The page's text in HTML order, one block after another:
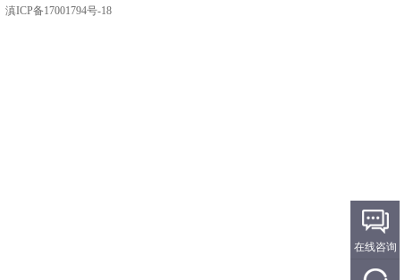
滇ICP备17001794号-18
在线咨询